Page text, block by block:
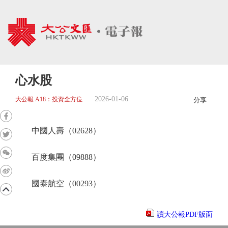
心水股
大公報 A18：投資全方位 2026-01-06 分享
中國人壽（02628）
百度集團（09888）
國泰航空（00293）
讀大公報PDF版面